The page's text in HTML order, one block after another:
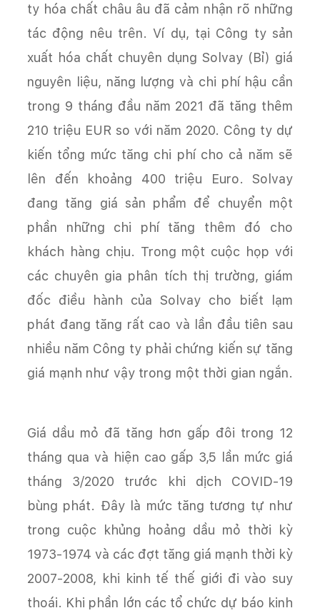
ty hóa chất châu âu đã cảm nhận rõ những
tác động nêu trên. Ví dụ, tại Công ty sản
xuất hóa chất chuyên dụng Solvay (Bỉ) giá
nguyên liệu, năng lượng và chi phí hậu cần
trong 9 tháng đầu năm 2021 đã tăng thêm
210 triệu EUR so với năm 2020. Công ty dự
kiến tổng mức tăng chi phí cho cả năm sẽ
lên đến khoảng 400 triệu Euro. Solvay
đang tăng giá sản phẩm để chuyển một
phần những chi phí tăng thêm đó cho
khách hàng chịu. Trong một cuộc họp với
các chuyên gia phân tích thị trường, giám
đốc điều hành của Solvay cho biết lạm
phát đang tăng rất cao và lần đầu tiên sau
nhiều năm Công ty phải chứng kiến sự tăng
giá mạnh như vậy trong một thời gian ngắn.
Giá dầu mỏ đã tăng hơn gấp đôi trong 12
tháng qua và hiện cao gấp 3,5 lần mức giá
tháng 3/2020 trước khi dịch COVID-19
bùng phát. Đây là mức tăng tương tự như
trong cuộc khủng hoảng dầu mỏ thời kỳ
1973-1974 và các đợt tăng giá mạnh thời kỳ
2007-2008, khi kinh tế thế giới đi vào suy
thoái. Khi phần lớn các tổ chức dự báo kinh